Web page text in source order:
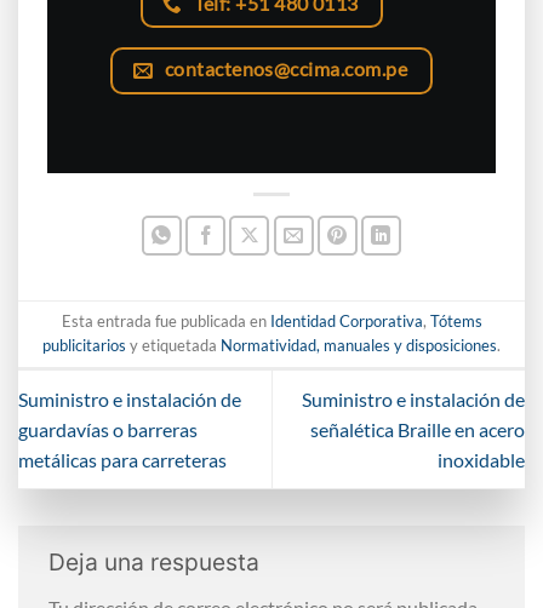
contactenos@ccima.com.pe
Esta entrada fue publicada en Identidad Corporativa, Tótems
publicitarios y etiquetada Normatividad, manuales y disposiciones.
Suministro e instalación de
guardavías o barreras
metálicas para carreteras
Suministro e instalación de
señalética Braille en acero
inoxidable
Deja una respuesta